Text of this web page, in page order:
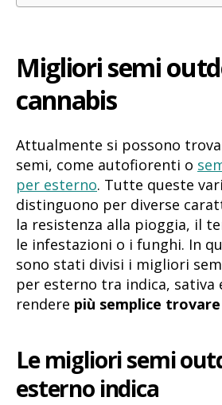
Migliori semi
cannabis
Attualmente si possono
semi, come autofiorenti o
per esterno. Tutte queste
distinguono per diverse
la resistenza alla pioggia, il
le infestazioni o i funghi. In
sono stati divisi i migliori
per esterno tra indica, sativa
rendere più semplice
Le migliori semi
esterno indica